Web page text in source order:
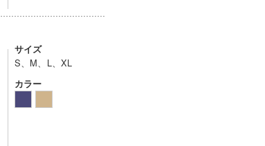
サイズ
S、M、L、XL
カラー